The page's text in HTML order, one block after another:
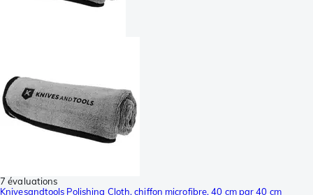
7 évaluations
Knivesandtools Polishing Cloth, chiffon microfibre, 40 cm par 40 cm